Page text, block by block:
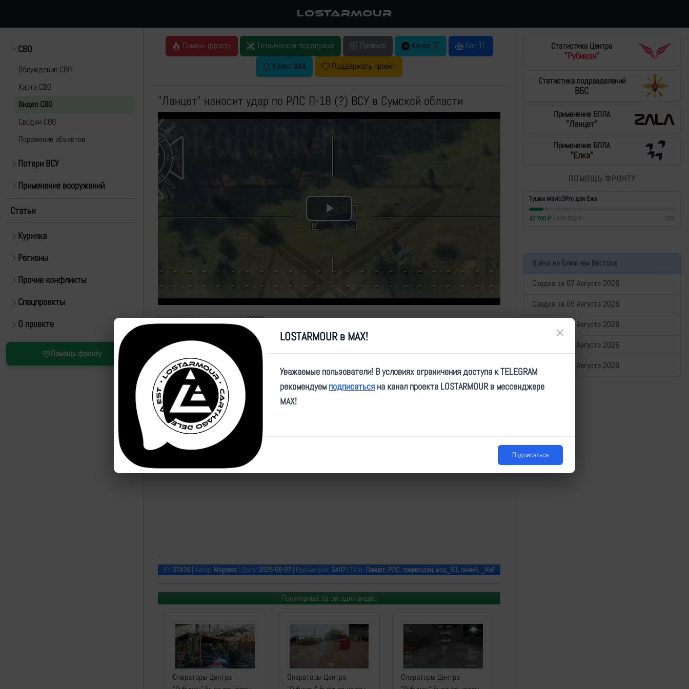
LOSTARMOUR
СВО
Обсуждение СВО
Карта СВО
Видео СВО
Cводки СВО
Поражение объектов
Потери ВСУ
Применение вооружений
Статьи
Курилка
Регионы
Прочие конфликты
Спецпроекты
О проекте
Помощь фронту
Помочь фронту Техническая поддержка Правила Канал ТГ
Бот ТГ
Канал MAX
Поддержать проект
"Ланцет" наносит удар по РЛС П-18 (?) ВСУ в Сумской области
Play
https://t.me/warriorofnorth/9006
ID: 37436| Автор: Magness| Дата: 2025-06-07| Просмотров: 1407| Теги: Ланцет, РЛС, поврежден, мод_51, синий, _КоР
Популярные за сегодня видео
Операторы Центра
Операторы Центра
Операторы Центра
Статистика Центра
"Рубикон"
Статистика подразделений
ВБС
Применение БПЛА
"Ланцет"
Применение БПЛА
"Елка"
ПОМОЩЬ ФРОНТУ
Тушки Mavic3Pro для Ежа
42 700₽/ 430 000 ₽ 10%
Война на Ближнем Востоке
Сводка за 07 Августа 2026
Сводка за 06 Августа 2026
Сводка за 05 Августа 2026
Сводка за 04 Августа 2026
Сводка за 03 Августа 2026
LOSTARMOUR в MAX! ×
Уважаемые пользователи! В условиях ограничения доступа к TELEGRAM
рекомендуем подписаться на канал проекта LOSTARMOUR в мессенджере
MAX!
Подписаться